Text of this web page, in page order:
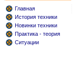
Главная
История техники
Новинки техники
Практика - теория
Ситуации